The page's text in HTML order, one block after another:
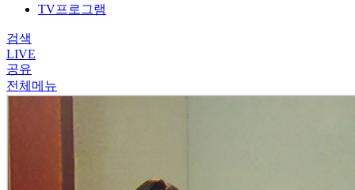
TV프로그램
검색
LIVE
공유
전체메뉴